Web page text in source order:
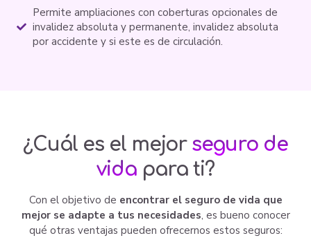
Permite ampliaciones con coberturas opcionales de
invalidez absoluta y permanente, invalidez absoluta
por accidente y si este es de circulación.
¿Cuál es el mejor seguro de
vida para ti?
Con el objetivo de encontrar el seguro de vida que
mejor se adapte a tus necesidades, es bueno conocer
qué otras ventajas pueden ofrecernos estos seguros: